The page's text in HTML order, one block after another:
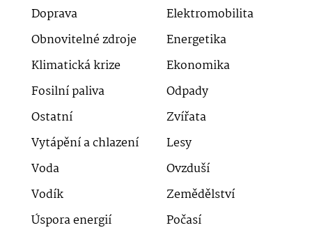
Doprava
Elektromobilita
Obnovitelné zdroje
Energetika
Klimatická krize
Ekonomika
Fosilní paliva
Odpady
Ostatní
Zvířata
Vytápění a chlazení
Lesy
Voda
Ovzduší
Vodík
Zemědělství
Úspora energií
Počasí